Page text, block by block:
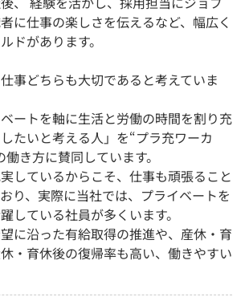
に仕事の楽しさを伝えるなど、幅広く
ドがあります。
事どちらも大切であると考えていま
ートを軸に生活と労働の時間を割り充
たいと考える人」を“プラ充ワーカ
き方に賛同しています。
しているからこそ、仕事も頑張ること
り、実際に当社では、プライベートを
している社員が多くいます。
に沿った有給取得の推進や、産休・育
・育休後の復帰率も高い、働きやすい